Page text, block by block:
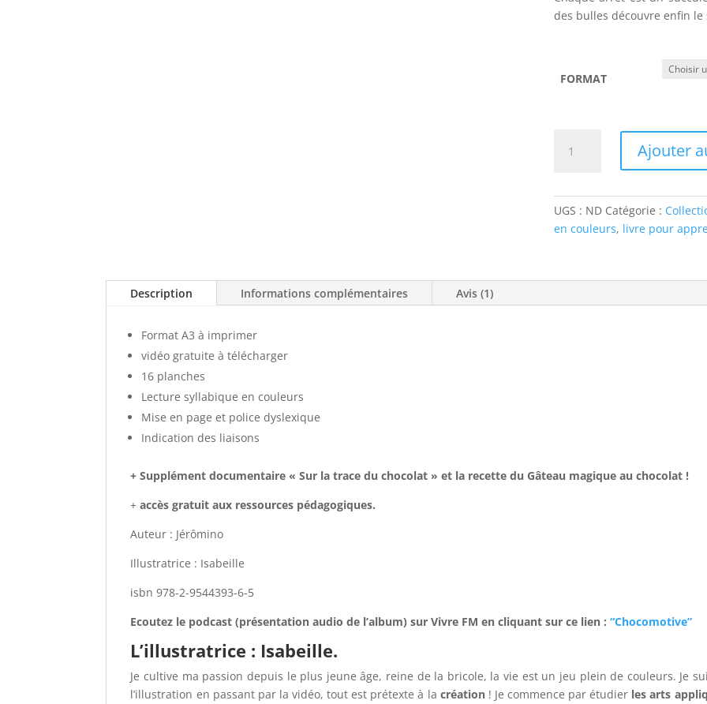
des bulles découvre enfin
FORMAT
Ajouter
UGS : ND Catégorie :
en couleurs, livre pour
Description Informations complémentaires Avis (1)
Format A3 à imprimer
vidéo gratuite à télécharger
16 planches
Lecture syllabique en couleurs
Mise en page et police dyslexique
Indication des liaisons
+ Supplément documentaire « Sur la trace du chocolat » et la recette du Gâteau magique au chocolat !
+accès gratuit aux ressources pédagogiques.
Auteur : Jérômino
Illustratrice : Isabeille
isbn 978-2-9544393-6-5
Ecoutez le podcast (présentation audio de l’album) sur Vivre FM en cliquant sur ce lien :“Chocomotive”
L’illustratrice : Isabeille.
Je cultive ma passion depuis le plus jeune âge, reine de la bricole, la vie est un jeu plein de couleurs. Je
l’illustration en passant par la vidéo, tout est prétexte à la création! Je commence par étudier les arts